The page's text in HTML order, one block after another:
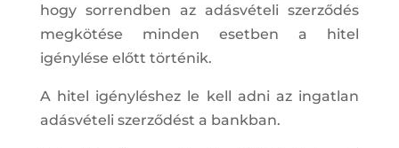
hogy sorrendben az adásvételi szerződés
megkötése minden esetben a hitel
igénylése előtt történik.
A hitel igényléshez le kell adni az ingatlan
adásvételi szerződést a bankban.